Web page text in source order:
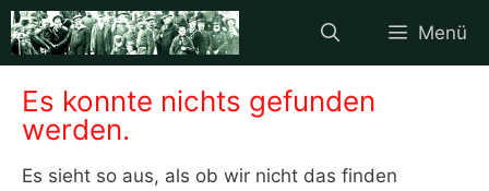
Zum
Inhalt
springen
Menü
Es konnte nichts gefunden
werden.
Es sieht so aus, als ob wir nicht das finden